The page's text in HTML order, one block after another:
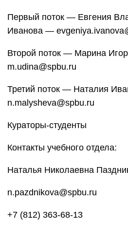
Первый поток — Евгения
Иванова —
Второй поток — Марина
m.udina@spbu.ru
Третий поток — Наталия
n.malysheva@spbu.ru
Кураторы-студенты
Контакты учебного отдела:
Наталья Николаевна
n.pazdnikova@spbu.ru
+7 (812) 363-68-13